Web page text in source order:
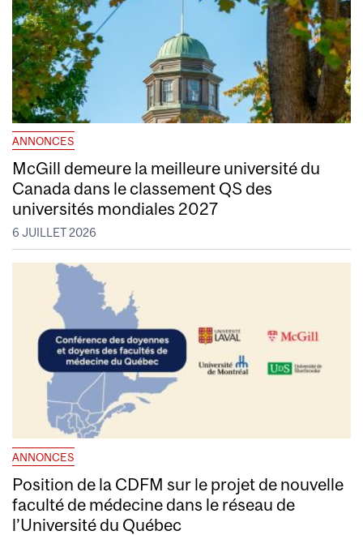
ANNONCES
McGill demeure la meilleure université du
Canada dans le classement QS des
universités mondiales 2027
6 JUILLET 2026
ANNONCES
Position de la CDFM sur le projet de nouvelle
faculté de médecine dans le réseau de
l’Université du Québec